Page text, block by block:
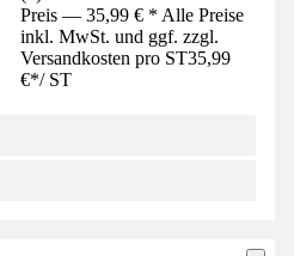
Preis — 35,99 € * Alle Preise
inkl. MwSt. und ggf. zzgl.
Versandkosten pro ST35,99
€*/ ST